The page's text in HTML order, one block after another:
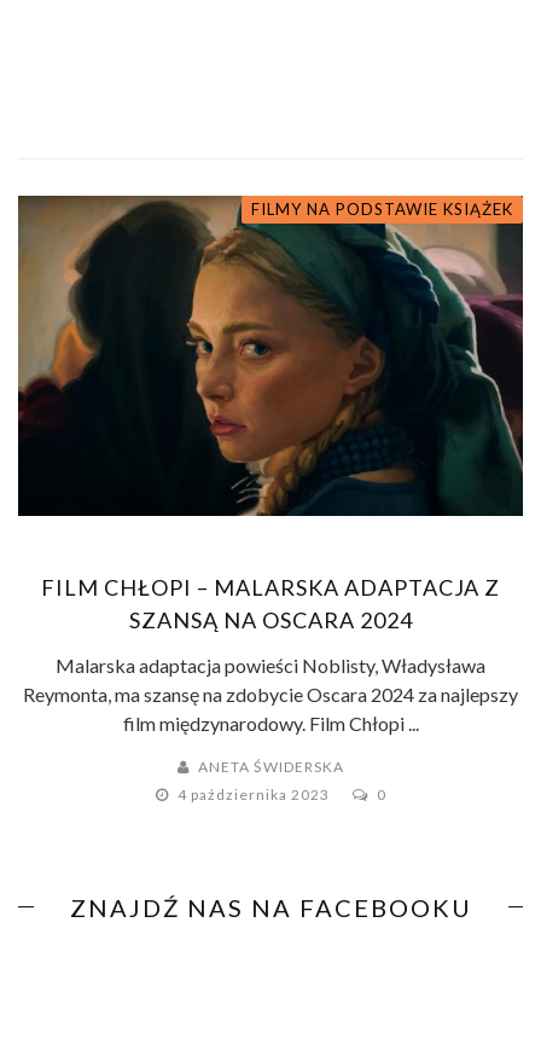
FILMY NA PODSTAWIE KSIĄŻEK
FILM CHŁOPI – MALARSKA ADAPTACJA Z
SZANSĄ NA OSCARA 2024
Malarska adaptacja powieści Noblisty, Władysława
Reymonta, ma szansę na zdobycie Oscara 2024 za najlepszy
film międzynarodowy. Film Chłopi ...
ANETA ŚWIDERSKA
4 października 2023
0
ZNAJDŹ NAS NA FACEBOOKU